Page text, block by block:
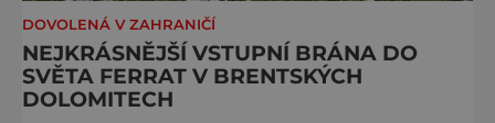
DOVOLENÁ V ZAHRANIČÍ
NEJKRÁSNĚJŠÍ VSTUPNÍ BRÁNA DO
SVĚTA FERRAT V BRENTSKÝCH
DOLOMITECH